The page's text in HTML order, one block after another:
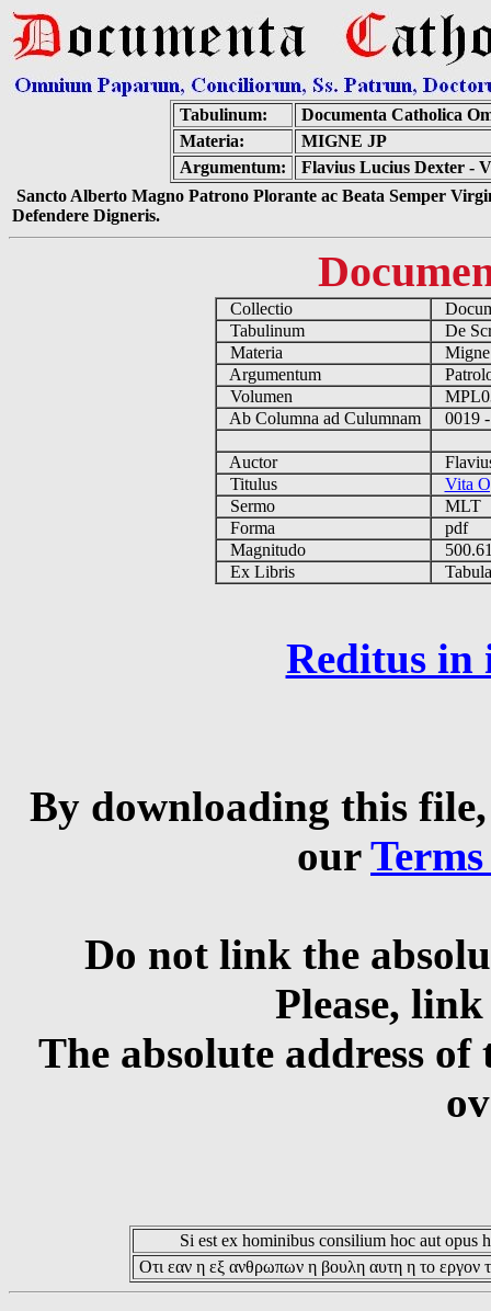
Tabulinum:
Documenta Catholica
Materia:
MIGNE JP
Argumentum:
Flavius Lucius Dexter -
Sancto Alberto Magno Patrono Plorante ac Beata Semper
Defendere Digneris.
Collectio
Tabulinum
De
Materia
Argumentum
Volumen
Ab Columna ad Culumnam
0019
Auctor
Titulus
Vita
Sermo
MLT
Forma
pdf
Magnitudo
Ex Libris
Reditus in
By downloading this
our
Do not link the
Please,
The absolute address
Si est ex hominibus consilium hoc aut opus
Οτι εαν η εξ ανθρωπων η βουλη αυτη η το εργον